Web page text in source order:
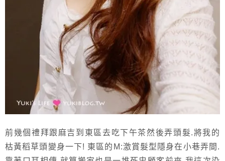
前幾個禮拜跟麻吉到東區去吃下午茶然後弄頭髮.將我的
枯黃稻草頭變身一下! 東區的M:激賞髮型隱身在小巷弄間.